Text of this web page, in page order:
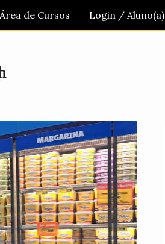
Área de Cursos Login / Aluno(a)